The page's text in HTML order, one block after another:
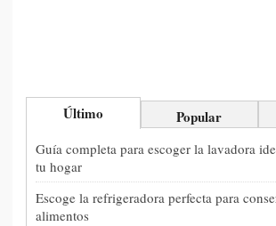
Último Popular
Guía completa para escoger la lavadora
tu hogar
Escoge la refrigeradora perfecta para
alimentos